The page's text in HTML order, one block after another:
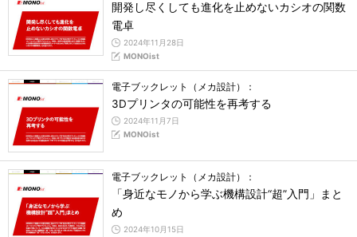
開発し尽くしても進化を止めないカシオの関数
電卓
2024年11月28日
MONOist
電子ブックレット（メカ設計）：
3Dプリンタの可能性を再考する
2024年11月7日
MONOist
電子ブックレット（メカ設計）：
「身近なモノから学ぶ機構設計“超”入門」まと
め
2024年10月15日